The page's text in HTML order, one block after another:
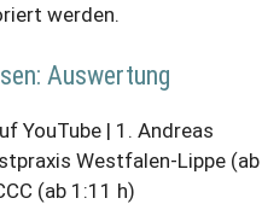
werden.
Auswertung
YouTube | 1. Andreas
Westfalen-Lippe (ab
(ab 1:11 h)